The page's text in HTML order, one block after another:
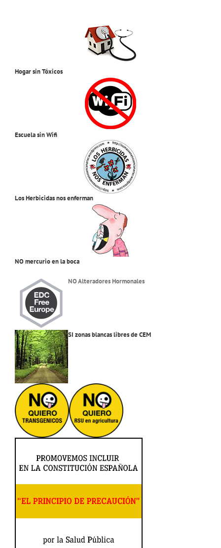
Hogar sin Tóxicos
Escuela sin Wifi
Los Herbicidas nos enferman
NO mercurio en la boca
NO Alteradores Hormonales
SI zonas blancas libres de CEM